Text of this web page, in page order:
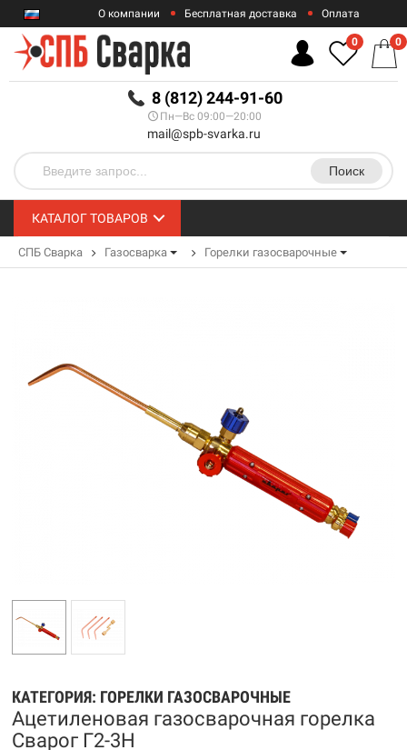
RUB
О компании Бесплатная доставка Оплата
Гарантии
8 (812) 244-91-60
Пн—Вс 09:00—20:00
mail@spb-svarka.ru
Поиск
0 0
КАТАЛОГ ТОВАРОВ
СПБ Сварка Газосварка Горелки газосварочные
КАТЕГОРИЯ: ГОРЕЛКИ ГАЗОСВАРОЧНЫЕ
Ацетиленовая газосварочная горелка
Сварог Г2-3Н